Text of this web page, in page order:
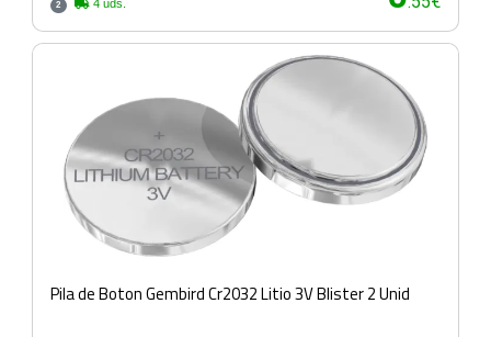
2 4 uds.
Pila de Boton Gembird Cr2032 Litio 3V Blister 2 Unid